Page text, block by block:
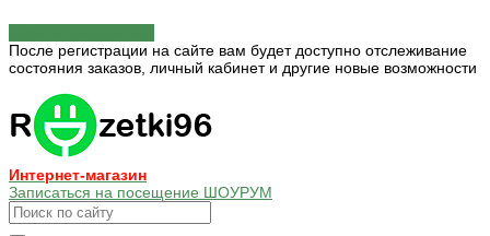
После регистрации на сайте вам будет доступно отслеживание
состояния заказов, личный кабинет и другие новые возможности
Интернет-магазин
Записаться на посещение ШОУРУМ